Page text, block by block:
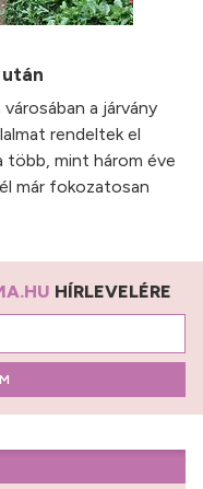
a járvány
rendeltek el
mint három éve
már fokozatosan
HÍRLEVELÉRE